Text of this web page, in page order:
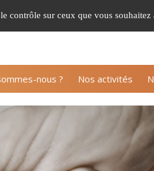
nous ? Nos activités
contrôle sur ceux que vous souhaitez